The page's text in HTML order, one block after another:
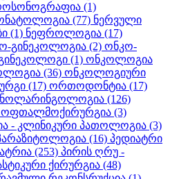
(1)
(77) ნერვული
(1) ნეფროლოგია (17)
გინეკოლოგია (2) ონკო-
(1) ონკოლოგია
(36) ონკოლოგიური
(17) ორთოდონტია (17)
(126)
ოფთალმოქირურგია (3)
- კლინიკური პათოლოგია (3)
(16) პედიატრი
(253) პირის ღრუ -
ქირურგია (48)